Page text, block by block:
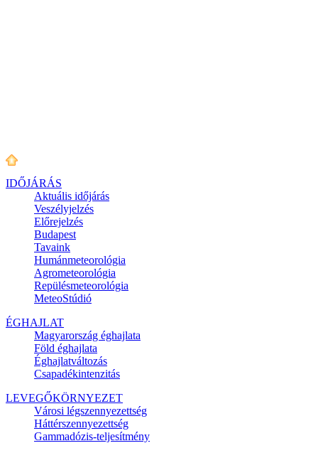
IDŐJÁRÁS
Aktuális időjárás
Veszélyjelzés
Előrejelzés
Budapest
Tavaink
Humánmeteorológia
Agrometeorológia
Repülésmeteorológia
MeteoStúdió
ÉGHAJLAT
Magyarország éghajlata
Föld éghajlata
Éghajlatváltozás
Csapadékintenzitás
LEVEGŐKÖRNYEZET
Városi légszennyezettség
Háttérszennyezettség
Gammadózis-teljesítmény